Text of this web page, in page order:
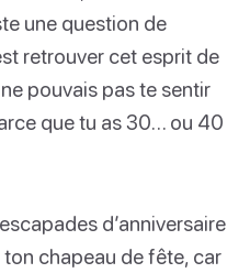
une question de
retrouver cet esprit de
pouvais pas te sentir
que tu as 30… ou 40
d’anniversaire
chapeau de fête, car